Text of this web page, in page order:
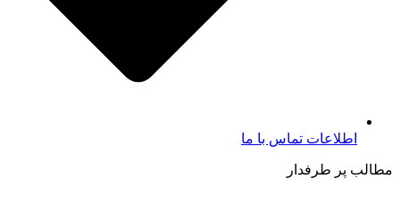
اطلاعات تماس با ما​
مطالب پر طرفدار